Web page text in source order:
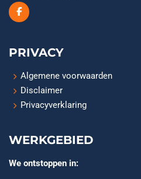
PRIVACY
Algemene voorwaarden
Disclaimer
Privacyverklaring
WERKGEBIED
We ontstoppen in: